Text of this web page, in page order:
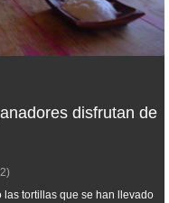
disfrutan de
las tortillas que se han llevado